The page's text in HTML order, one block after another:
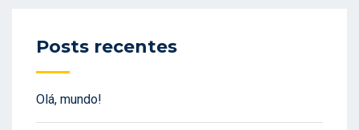
Posts recentes
Olá, mundo!